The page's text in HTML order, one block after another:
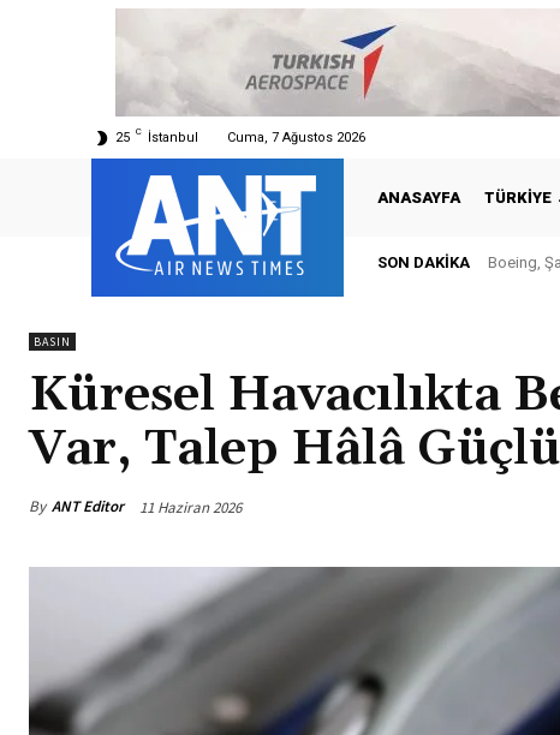
25 C İstanbul Cuma, 7 Ağustos 2026
ANASAYFA TÜRKIYE
SON DAKIKA Boeing,
BASIN
Küresel Havacılıkta
Var, Talep Hâlâ Güçlü
By ANT Editor 11 Haziran 2026